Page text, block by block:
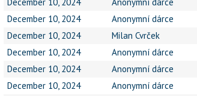
December 10, 2024
Anonymní dárce
December 10, 2024
Milan Cvrček
December 10, 2024
Anonymní dárce
December 10, 2024
Anonymní dárce
December 10, 2024
Anonymní dárce